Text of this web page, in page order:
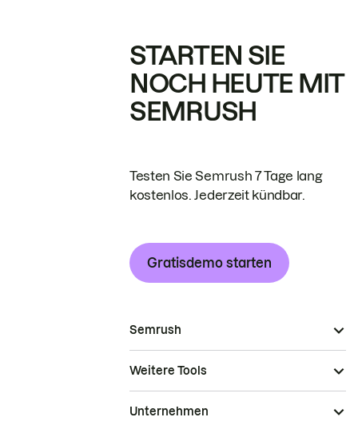
STARTEN SIE
NOCH HEUTE MIT
SEMRUSH
Testen Sie Semrush 7 Tage lang
kostenlos. Jederzeit kündbar.
Gratisdemo starten
Semrush
Weitere Tools
Unternehmen